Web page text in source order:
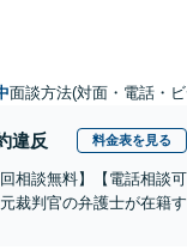
面談方法(対面・電話・
違反 料金表を見る
回相談無料】【電話相
裁判官の弁護士が在籍